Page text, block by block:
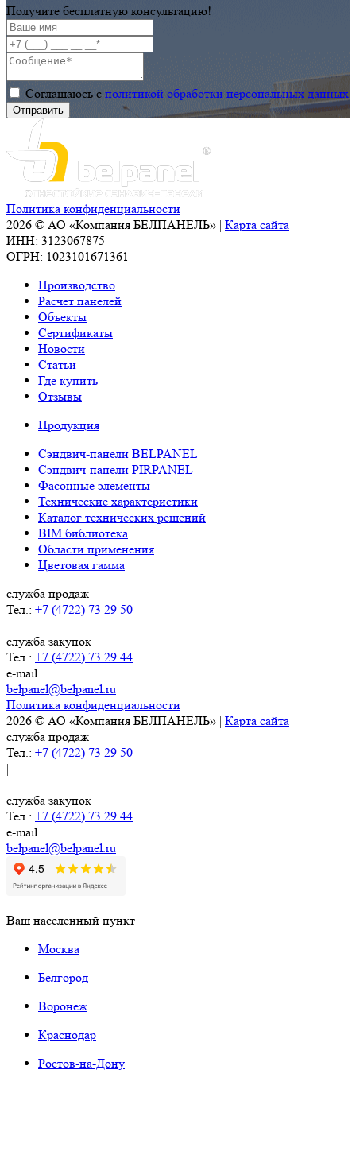
Ростов
– на -
Получите бесплатную консультацию!
Соглашаюсь с политикой обработки персональных данных
Политика конфиденциальности
2026 © АО «Компания БЕЛПАНЕЛЬ» | Карта сайта
ИНН: 3123067875
ОГРН: 1023101671361
Производство
Расчет панелей
Объекты
Сертификаты
Новости
Статьи
Где купить
Отзывы
Продукция
Сэндвич-панели BELPANEL
Сэндвич-панели PIRPANEL
Фасонные элементы
Технические характеристики
Каталог технических решений
BIM библиотека
Области применения
Цветовая гамма
служба продаж
Тел.: +7 (4722) 73 29 50
служба закупок
Тел.: +7 (4722) 73 29 44
e-mail
belpanel@belpanel.ru
Политика конфиденциальности
2026 © АО «Компания БЕЛПАНЕЛЬ» | Карта сайта
служба продаж
Тел.: +7 (4722) 73 29 50
|
служба закупок
Тел.: +7 (4722) 73 29 44
e-mail
belpanel@belpanel.ru
Ваш населенный пункт
Москва
Белгород
Воронеж
Краснодар
Ростов-на-Дону